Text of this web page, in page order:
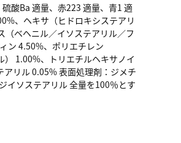
酸Ba 適量、赤223 適量、青1 適
、ヘキサ（ヒドロキシステアリ
ベヘニル／イソステアリル／フ
ン 4.50%、ポリエチレン
1.00%、トリエチルヘキサノイ
リル 0.05% 表面処理剤：ジメチ
イソステアリル 全量を100％とす